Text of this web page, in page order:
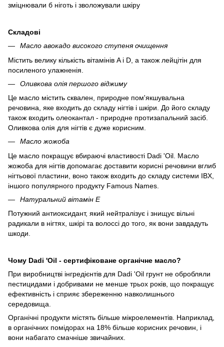
зміцнювали б ніготь і зволожували шкіру
Складові
Масло авокадо високого ступеня очищення
Містить велику кількість вітамінів A і D, а також лейцітін для
посиленого улажненія.
Оливкова олія першого віджиму
Це масло містить сквален, природне пом'якшувальна
речовина, яке входить до складу нігтів і шкіри. До його складу
також входить олеокантал - природне протизапальний засіб.
Оливкова олія для нігтів є дуже корисним.
Масло жожоба
Це масло покращує вбираючі властивості Dadi 'Oil. Масло
жожоба для нігтів допомагає доставити корисні речовини вглиб
нігтьової пластини, воно також входить до складу системи IBX,
іншого популярного продукту Famous Names.
Натуральний вітамін Е
Потужний антиоксидант, який нейтралізує і знищує вільні
радикали в нігтях, шкірі та волоссі до того, як вони завдадуть
шкоди.
Чому Dadi 'Oil - сертифіковане органічне масло?
При виробництві інгредієнтів для Dadi 'Oil грунт не обробляли
пестицидами і добривами не менше трьох років, що покращує
ефективність і сприяє збереженню навколишнього
середовища.
Органічні продукти містять більше мікроелементів. Наприклад,
в органічних помідорах на 18% більше корисних речовин, і
вони набагато смачніше звичайних.